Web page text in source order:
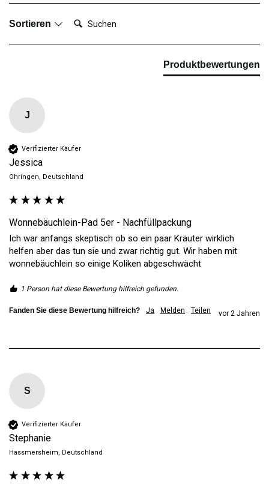
Sortieren Suchen:
Produktbewertungen
J
Verifizierter Käufer
Jessica
Ohringen, Deutschland
Wonnebäuchlein-Pad 5er - Nachfüllpackung
Ich war anfangs skeptisch ob so ein paar Kräuter wirklich
helfen aber das tun sie und zwar richtig gut. Wir haben mit
wonnebäuchlein so einige Koliken abgeschwächt
1 Person hat diese Bewertung hilfreich gefunden.
Fanden Sie diese Bewertung hilfreich? Ja Melden Teilen vor 2 Jahren
S
Verifizierter Käufer
Stephanie
Hassmersheim, Deutschland